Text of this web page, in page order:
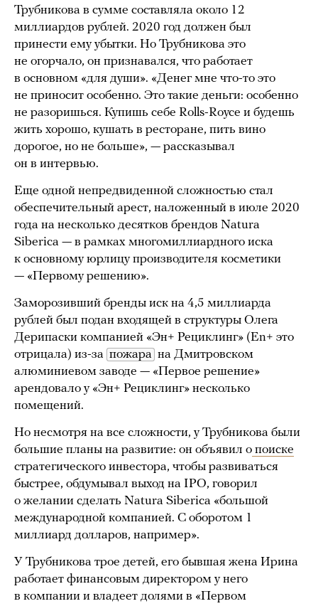
Трубникова в сумме составляла около 12
миллиардов рублей. 2020 год должен был
принести ему убытки. Но Трубникова это
не огорчало, он признавался, что работает
в основном «для души». «Денег мне что-то это
не приносит особенно. Это такие деньги: особенно
не разоришься. Купишь себе Rolls-Royce и будешь
жить хорошо, кушать в ресторане, пить вино
дорогое, но не больше», — рассказывал
он в интервью.
Еще одной непредвиденной сложностью стал
обеспечительный арест, наложенный в июле 2020
года на несколько десятков брендов Natura
Siberica — в рамках многомиллиардного иска
к основному юрлицу производителя косметики
— «Первому решению».
Заморозивший бренды иск на 4,5 миллиарда
рублей был подан входящей в структуры Олега
Дерипаски компанией «Эн+ Рециклинг» (En+ это
отрицала) из-за пожара на Дмитровском
алюминиевом заводе — «Первое решение»
арендовало у «Эн+ Рециклинг» несколько
помещений.
Но несмотря на все сложности, у Трубникова были
большие планы на развитие: он объявил о поиске
стратегического инвестора, чтобы развиваться
быстрее, обдумывал выход на IPO, говорил
о желании сделать Natura Siberica «большой
международной компанией. С оборотом 1
миллиард долларов, например».
У Трубникова трое детей, его бывшая жена Ирина
работает финансовым директором у него
в компании и владеет долями в «Первом